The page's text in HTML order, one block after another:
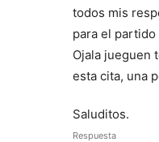
todos mis
para el
Ojala jueguen
esta cita, una
Saluditos.
Respuesta